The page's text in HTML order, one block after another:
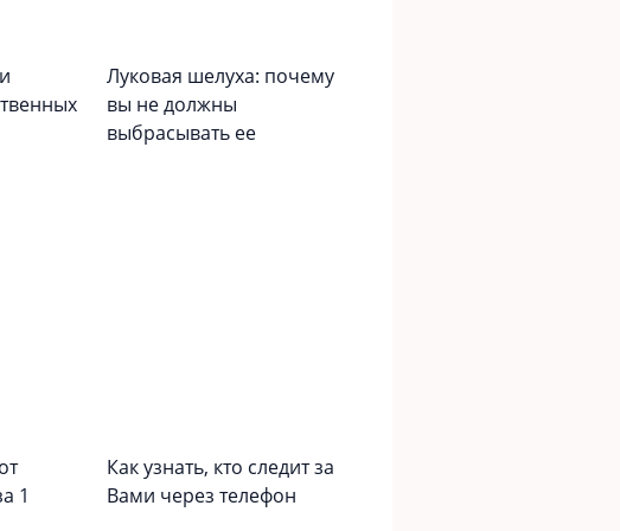
Луковая шелуха: почему
вы не должны
выбрасывать ее
1
Как узнать, кто следит за
Вами через телефон